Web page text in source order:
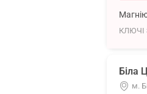
КЛЮЧІ
Біла
м.